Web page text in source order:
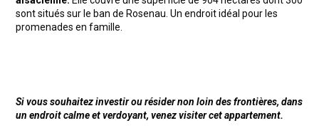
sont situés sur le ban de Rosenau. Un endroit idéal pour les
promenades en famille.
Si vous souhaitez investir ou résider non loin des frontières, dans
un endroit calme et verdoyant, venez visiter cet appartement.